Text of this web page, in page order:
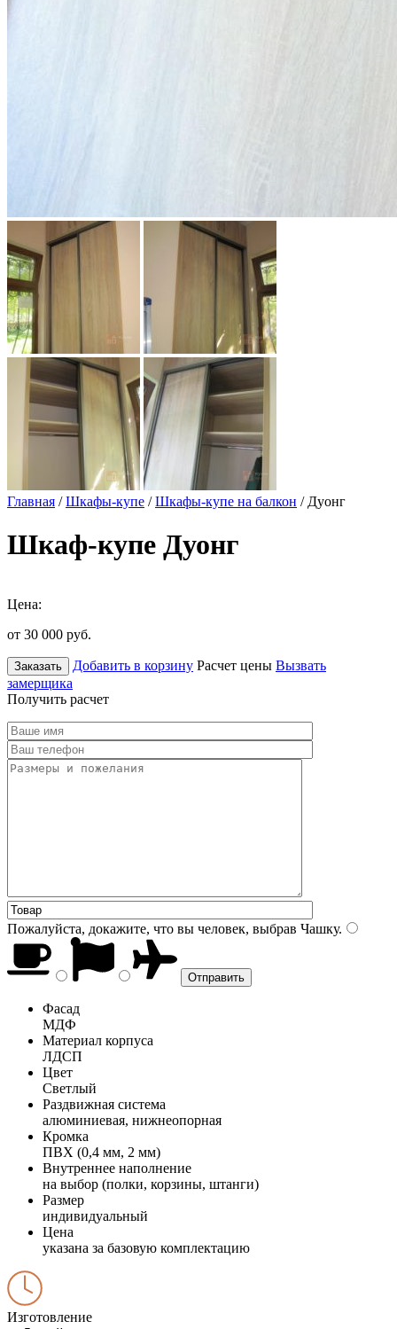
Главная /Шкафы-купе /Шкафы-купе на балкон / Дуонг
Шкаф-купе Дуонг
Цена:
от 30 000 руб.
Заказать Добавить в корзину Расчет цены Вызвать
замерщика
Получить расчет
Пожалуйста, докажите, что вы человек, выбрав Чашку.
Фасад
МДФ
Материал корпуса
ЛДСП
Цвет
Светлый
Раздвижная система
алюминиевая, нижнеопорная
Кромка
ПВХ (0,4 мм, 2 мм)
Внутреннее наполнение
на выбор (полки, корзины, штанги)
Размер
индивидуальный
Цена
указана за базовую комплектацию
Изготовление